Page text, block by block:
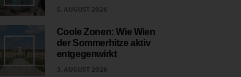
5. AUGUST 2026
3
Coole Zonen: Wie Wien
der Sommerhitze aktiv
entgegenwirkt
3. AUGUST 2026